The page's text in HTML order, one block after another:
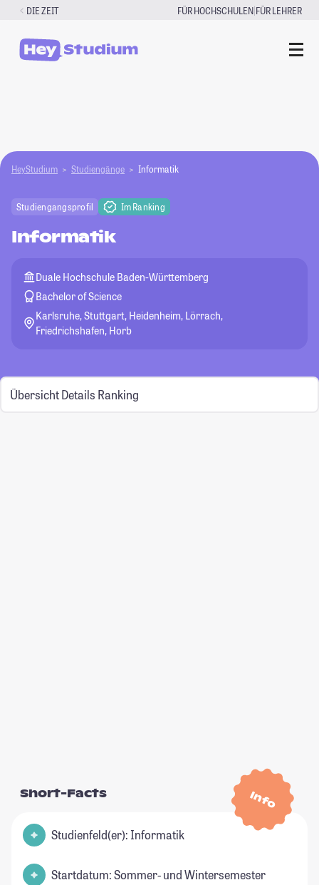
Zum
springen
DIE ZEIT FÜR HOCHSCHULEN|FÜR LEHRER
HeyStudium Studiengänge Informatik
Studiengangsprofil Im Ranking
Informatik
Duale Hochschule Baden-Württemberg
Bachelor of Science
Karlsruhe, Stuttgart, Heidenheim, Lörrach,
Friedrichshafen, Horb
Übersicht Details Ranking
Info
Short-Facts
Studienfeld(er): Informatik
Startdatum: Sommer- und Wintersemester